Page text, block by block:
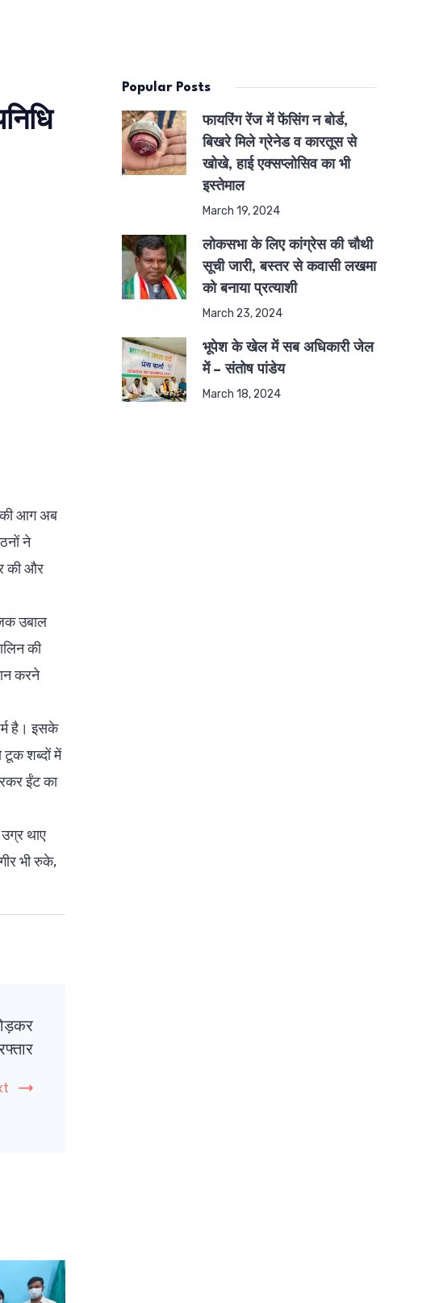
की आग अब
ने
की और
उबाल
की
करने
है। इसके
टूक शब्दों में
ईंट का
थाए
भी रुके,
Popular Posts
फायरिंग रेंज में फेंसिंग न बोर्ड,
बिखरे मिले ग्रेनेड व कारतूस से
खोखे, हाई एक्सप्लोसिव का भी
इस्तेमाल
March 19, 2024
लोकसभा के लिए कांग्रेस की चौथी
सूची जारी, बस्तर से कवासी लखमा
को बनाया प्रत्याशी
March 23, 2024
भूपेश के खेल में सब अधिकारी जेल
में – संतोष पांडेय
March 18, 2024